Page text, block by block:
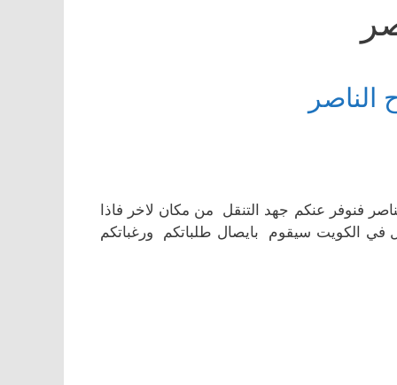
فنوفر عنكم جهد التنقل من مكان لاخر فاذا
في الكويت سيقوم بايصال طلباتكم ورغباتكم